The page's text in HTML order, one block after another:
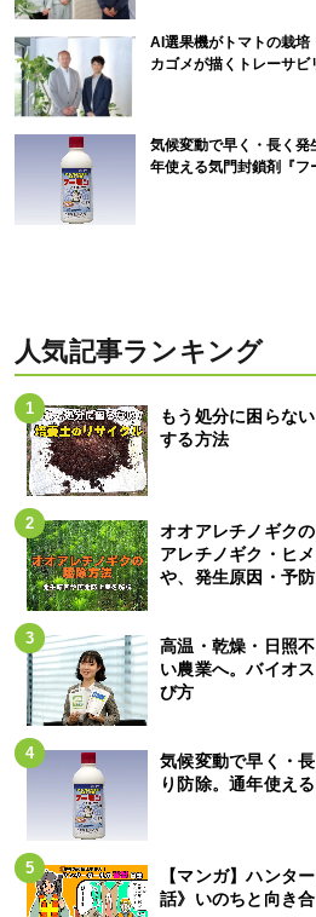
AI選果機がトマトの栽
カゴメが描くトレーサビ
気候変動で早く・長く
年使える気門封鎖剤『フ
人気記事ランキング
もう処分に困らな
する方法
オオアレチノギク
アレチノギク・ヒ
や、発生原因・予
高温・乾燥・日照
い農業へ。バイオ
び方
気候変動で早く・
り防除。通年使え
【マンガ】ハンタ
話》いのちと向き